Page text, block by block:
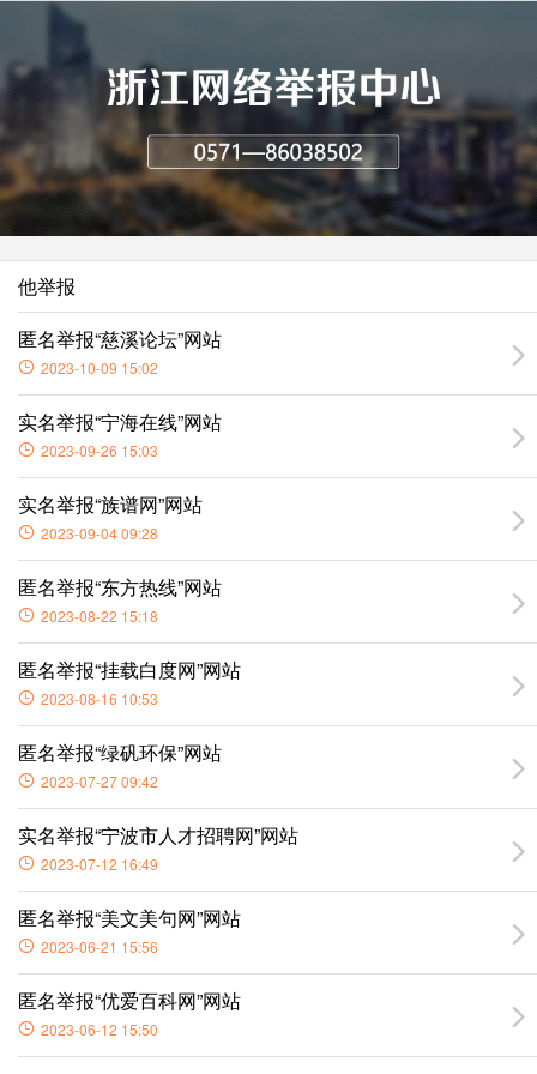
他举报
匿名举报“慈溪论坛”网站
2023-10-09 15:02
实名举报“宁海在线”网站
2023-09-26 15:03
实名举报“族谱网”网站
2023-09-04 09:28
匿名举报“东方热线”网站
2023-08-22 15:18
匿名举报“挂载白度网”网站
2023-08-16 10:53
匿名举报“绿矾环保”网站
2023-07-27 09:42
实名举报“宁波市人才招聘网”网站
2023-07-12 16:49
匿名举报“美文美句网”网站
2023-06-21 15:56
匿名举报“优爱百科网”网站
2023-06-12 15:50